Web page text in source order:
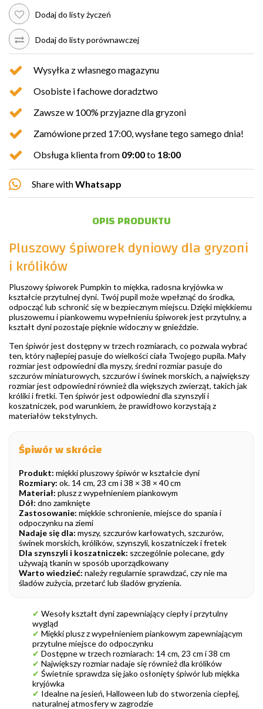
Dodaj do listy życzeń
Dodaj do listy porównawczej
Wysyłka z własnego magazynu
Osobiste i fachowe doradztwo
Zawsze w 100% przyjazne dla gryzoni
Zamówione przed 17:00, wysłane tego samego dnia!
Obsługa klienta from 09:00to 18:00
Share withWhatsapp
OPIS PRODUKTU
Pluszowy śpiworek dyniowy dla gryzoni
i królików
Pluszowy śpiworek Pumpkin to miękka, radosna kryjówka w
kształcie przytulnej dyni. Twój pupil może wpełznąć do środka,
odpocząć lub schronić się w bezpiecznym miejscu. Dzięki miękkiemu
pluszowemu i piankowemu wypełnieniu śpiworek jest przytulny, a
kształt dyni pozostaje pięknie widoczny w gnieździe.
Ten śpiwór jest dostępny w trzech rozmiarach, co pozwala wybrać
ten, który najlepiej pasuje do wielkości ciała Twojego pupila. Mały
rozmiar jest odpowiedni dla myszy, średni rozmiar pasuje do
szczurów miniaturowych, szczurów i świnek morskich, a największy
rozmiar jest odpowiedni również dla większych zwierząt, takich jak
króliki i fretki. Ten śpiwór jest odpowiedni dla szynszyli i
koszatniczek, pod warunkiem, że prawidłowo korzystają z
materiałów tekstylnych.
Śpiwór w skrócie
Produkt: miękki pluszowy śpiwór w kształcie dyni
Rozmiary: ok. 14 cm, 23 cm i 38 × 38 × 40 cm
Materiał: plusz z wypełnieniem piankowym
Dół: dno zamknięte
Zastosowanie: miękkie schronienie, miejsce do spania i
odpoczynku na ziemi
Nadaje się dla: myszy, szczurów karłowatych, szczurów,
świnek morskich, królików, szynszyli, koszatniczek i fretek
Dla szynszyli i koszatniczek: szczególnie polecane, gdy
używają tkanin w sposób uporządkowany
Warto wiedzieć: należy regularnie sprawdzać, czy nie ma
śladów zużycia, przetarć lub śladów gryzienia.
✔ Wesoły kształt dyni zapewniający ciepły i przytulny
wygląd
✔ Miękki plusz z wypełnieniem piankowym zapewniającym
przytulne miejsce do odpoczynku
✔ Dostępne w trzech rozmiarach: 14 cm, 23 cm i 38 cm
✔ Największy rozmiar nadaje się również dla królików
✔ Świetnie sprawdza się jako osłonięty śpiwór lub miękka
kryjówka
✔ Idealne na jesień, Halloween lub do stworzenia ciepłej,
naturalnej atmosfery w zagrodzie